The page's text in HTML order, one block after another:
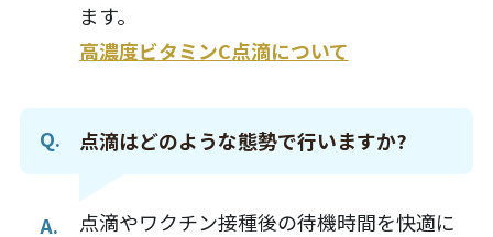
ます。
高濃度ビタミンC点滴について
点滴はどのような態勢で行いますか?
点滴やワクチン接種後の待機時間を快適に